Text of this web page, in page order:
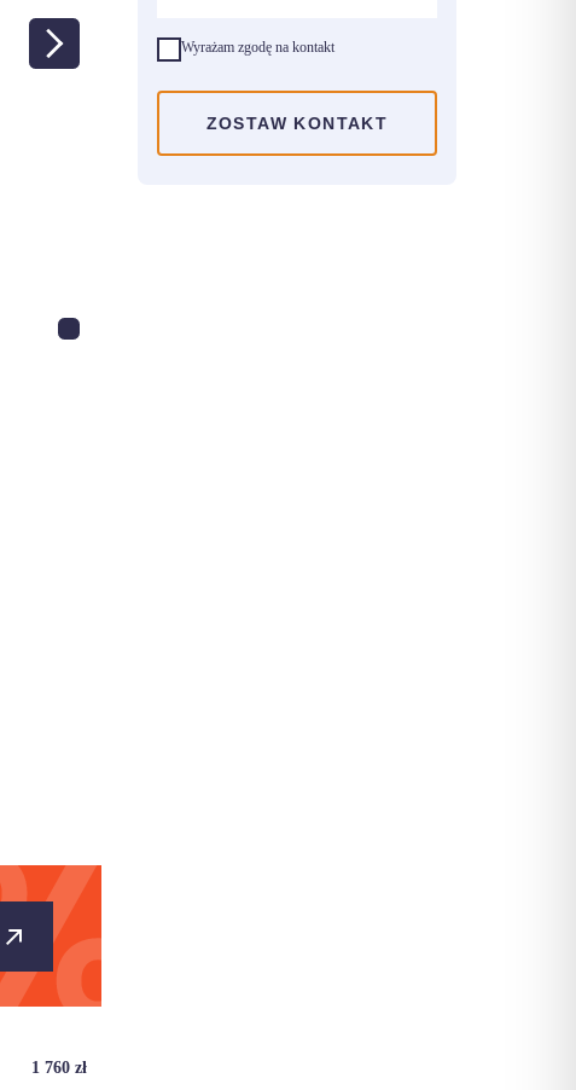
1 760 zł
Wyrażam zgodę na kontakt